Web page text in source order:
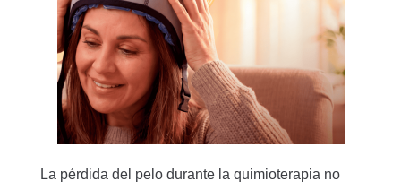
La pérdida del pelo durante la quimioterapia no